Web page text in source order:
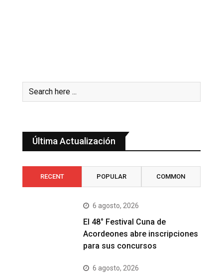
Última Actualización
RECENT POPULAR COMMON
6 agosto, 2026
El 48° Festival Cuna de
Acordeones abre inscripciones
para sus concursos
6 agosto, 2026